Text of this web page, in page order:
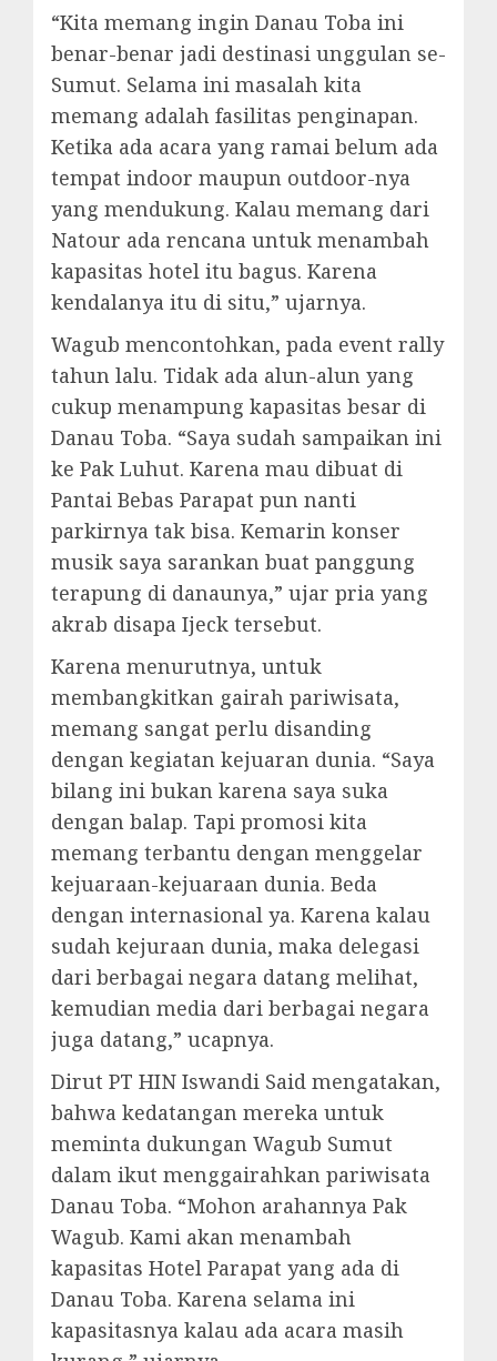
“Kita memang ingin Danau Toba ini
benar-benar jadi destinasi unggulan se-
Sumut. Selama ini masalah kita
memang adalah fasilitas penginapan.
Ketika ada acara yang ramai belum ada
tempat indoor maupun outdoor-nya
yang mendukung. Kalau memang dari
Natour ada rencana untuk menambah
kapasitas hotel itu bagus. Karena
kendalanya itu di situ,” ujarnya.
Wagub mencontohkan, pada event rally
tahun lalu. Tidak ada alun-alun yang
cukup menampung kapasitas besar di
Danau Toba. “Saya sudah sampaikan ini
ke Pak Luhut. Karena mau dibuat di
Pantai Bebas Parapat pun nanti
parkirnya tak bisa. Kemarin konser
musik saya sarankan buat panggung
terapung di danaunya,” ujar pria yang
akrab disapa Ijeck tersebut.
Karena menurutnya, untuk
membangkitkan gairah pariwisata,
memang sangat perlu disanding
dengan kegiatan kejuaran dunia. “Saya
bilang ini bukan karena saya suka
dengan balap. Tapi promosi kita
memang terbantu dengan menggelar
kejuaraan-kejuaraan dunia. Beda
dengan internasional ya. Karena kalau
sudah kejuraan dunia, maka delegasi
dari berbagai negara datang melihat,
kemudian media dari berbagai negara
juga datang,” ucapnya.
Dirut PT HIN Iswandi Said mengatakan,
bahwa kedatangan mereka untuk
meminta dukungan Wagub Sumut
dalam ikut menggairahkan pariwisata
Danau Toba. “Mohon arahannya Pak
Wagub. Kami akan menambah
kapasitas Hotel Parapat yang ada di
Danau Toba. Karena selama ini
kapasitasnya kalau ada acara masih